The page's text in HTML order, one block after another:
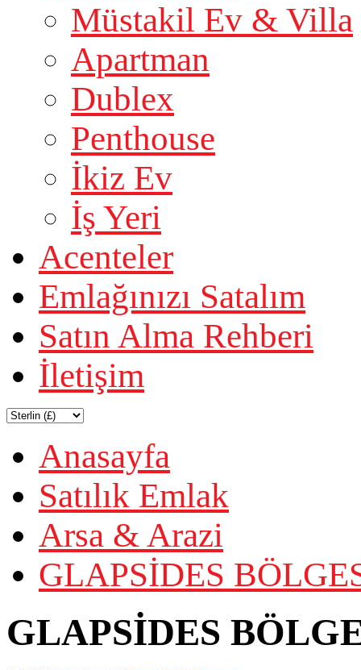
Müstakil Ev & Villa
Apartman
Dublex
Penthouse
İkiz Ev
İş Yeri
Acenteler
Emlağınızı Satalım
Satın Alma Rehberi
İletişim
Anasayfa
Satılık Emlak
Arsa & Arazi
GLAPSİDES
GLAPSİDES